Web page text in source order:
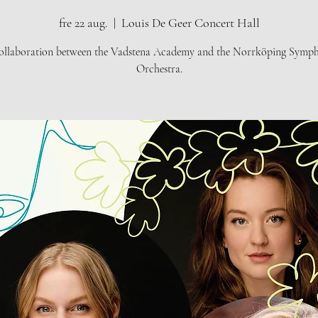
fre 22 aug.
  |
Louis De Geer Concert Hall
between the Vadstena Academy and the Norrköping
Orchestra.